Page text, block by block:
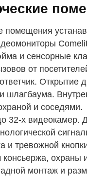
помещения
и сенсорные
от
Открытие
шлагбаума.
и соседями.
32-х видеокамер.
и тревожной
охраны
монтаж и